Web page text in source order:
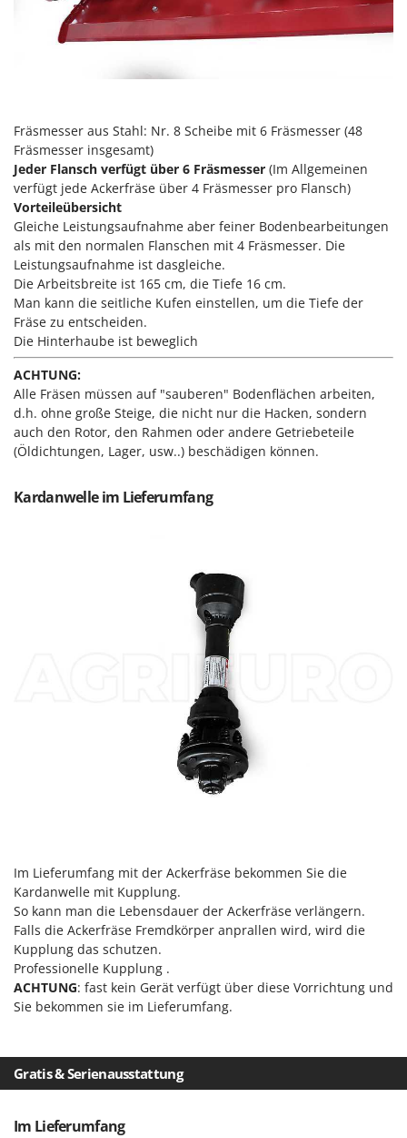
Rührtöpfe mit Elektrischem Rührwerk
Scheibenpflüge
Schneefräsen
Schneeräumer
Schrotmühlen - elektrisch
Schwader für Traktoren
Schweißgeräte
Seilwinden - Motorseilwinden
Sichelmähwerke für Traktoren
Sichelmulcher für Traktoren
Sortierer für Oliven
Sprühgeräte für Pflanzenbehandlung
Stäubegeräte für Traktor
T
Tragbare Powerstationen
Traktor-Heckenscheren mit Ausleger
W
Wasserpumpen
Wasserpumpen für Traktoren
Wein- und Obstpressen
Wein- und Ölschichtenfilter
Weitere Produkte
Wiesenwalzen für Traktor
Wurstfüller
GreenBay
Greenworks
GYS
H
Hailo
Helvi
Henx
HiKOKI
Honda
I
Idromatic
Il-Tec
Imperia
Infaco
Intec
Iseki
L
Laica
Lampacrescia - MGM
Landxcape
LAR Casalinghi
Lavor
Lisam
Fräsmesser aus Stahl: Nr. 8 Scheibe mit 6 Fräsmesser (48
Fräsmesser insgesamt)
Jeder Flansch verfügt über 6 Fräsmesser (Im Allgemeinen
verfügt jede Ackerfräse über 4 Fräsmesser pro Flansch)
Vorteileübersicht
Gleiche Leistungsaufnahme aber feiner Bodenbearbeitungen
als mit den normalen Flanschen mit 4 Fräsmesser. Die
Leistungsaufnahme ist dasgleiche.
Die Arbeitsbreite ist 165 cm, die Tiefe 16 cm.
Man kann die seitliche Kufen einstellen, um die Tiefe der
Fräse zu entscheiden.
Die Hinterhaube ist beweglich
ACHTUNG:
Alle Fräsen müssen auf "sauberen" Bodenflächen arbeiten,
d.h. ohne große Steige, die nicht nur die Hacken, sondern
auch den Rotor, den Rahmen oder andere Getriebeteile
(Öldichtungen, Lager, usw..) beschädigen können.
Kardanwelle im Lieferumfang
Im Lieferumfang mit der Ackerfräse bekommen Sie die
Kardanwelle mit Kupplung.
So kann man die Lebensdauer der Ackerfräse verlängern.
Falls die Ackerfräse Fremdkörper anprallen wird, wird die
Kupplung das schutzen.
Professionelle Kupplung .
ACHTUNG: fast kein Gerät verfügt über diese Vorrichtung und
Sie bekommen sie im Lieferumfang.
Gratis & Serienausstattung
Im Lieferumfang